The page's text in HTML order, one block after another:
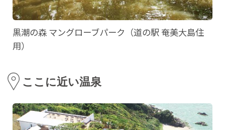
黒潮の森 マングローブパーク（道の駅 奄美大島住
用）
ここに近い温泉